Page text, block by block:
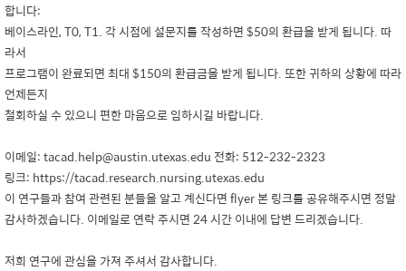
합니다:
베이스라인, T0, T1. 각 시점에 설문지를 작성하면 $50의 환급을 받게 됩니다. 따
라서
프로그램이 완료되면 최대 $150의 환급금을 받게 됩니다. 또한 귀하의 상황에 따라
언제든지
철회하실 수 있으니 편한 마음으로 임하시길 바랍니다.
이메일: tacad.help@austin.utexas.edu 전화: 512-232-2323
링크: https://tacad.research.nursing.utexas.edu
이 연구들과 참여 관련된 분들을 알고 계신다면 flyer 본 링크를 공유해주시면 정말
감사하겠습니다. 이메일로 연락 주시면 24 시간 이내에 답변 드리겠습니다.
저희 연구에 관심을 가져 주셔서 감사합니다.